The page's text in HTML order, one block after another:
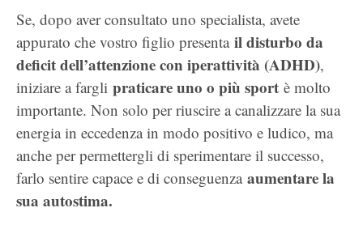
Se, dopo aver consultato uno specialista, avete
appurato che vostro figlio presentail disturbo da
deficit dell’attenzione con iperattività (ADHD),
iniziare a fargli praticare uno o più sport è molto
importante. Non solo per riuscire a canalizzare la sua
energia in eccedenza in modo positivo e ludico, ma
anche per permettergli di sperimentare il successo,
farlo sentire capace e di conseguenza aumentare la
sua autostima.